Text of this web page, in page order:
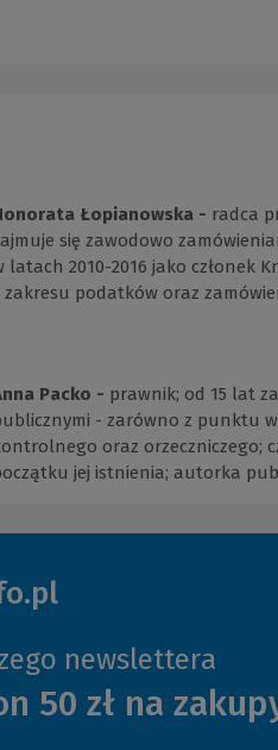
Łopianowska - radca
się zawodowo
latach 2010-2016 jako członek
zakresu podatków oraz
Packo - prawnik; od 15 lat
- zarówno z punktu
oraz orzeczniczego;
jej istnienia; autorka
newslettera
50 zł na